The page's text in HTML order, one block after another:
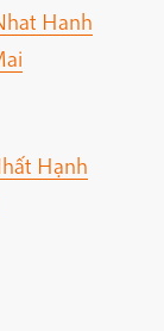
Hanh
Hạnh